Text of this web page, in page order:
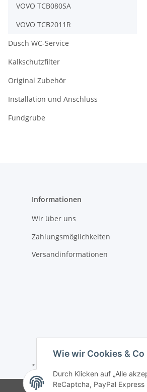
Wie wir Cookies &
Durch Klicken auf „Alle
ReCaptcha, PayPal
VOVO TCB080SA
VOVO TCB2011R
Dusch WC-Service
Kalkschutzfilter
Original Zubehör
Installation und Anschluss
Fundgrube
Informationen
Wir über uns
Zahlungsmöglichkeiten
Versandinformationen
* Alle Preise inkl. gesetzlicher USt., zzgl.